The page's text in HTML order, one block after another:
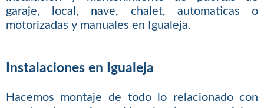
garaje, local, nave, chalet, automaticas o
motorizadas y manuales en Igualeja.
Instalaciones en Igualeja
Hacemos montaje de todo lo relacionado con